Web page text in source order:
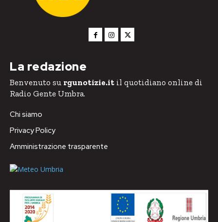
La redazione
Benvenuto su rgunotizie.it il quotidiano online di
Radio Gente Umbra.
Chi siamo
Privacy Policy
Amministrazione trasparente